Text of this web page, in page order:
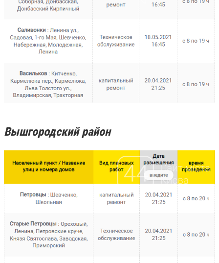
Вышгородский район